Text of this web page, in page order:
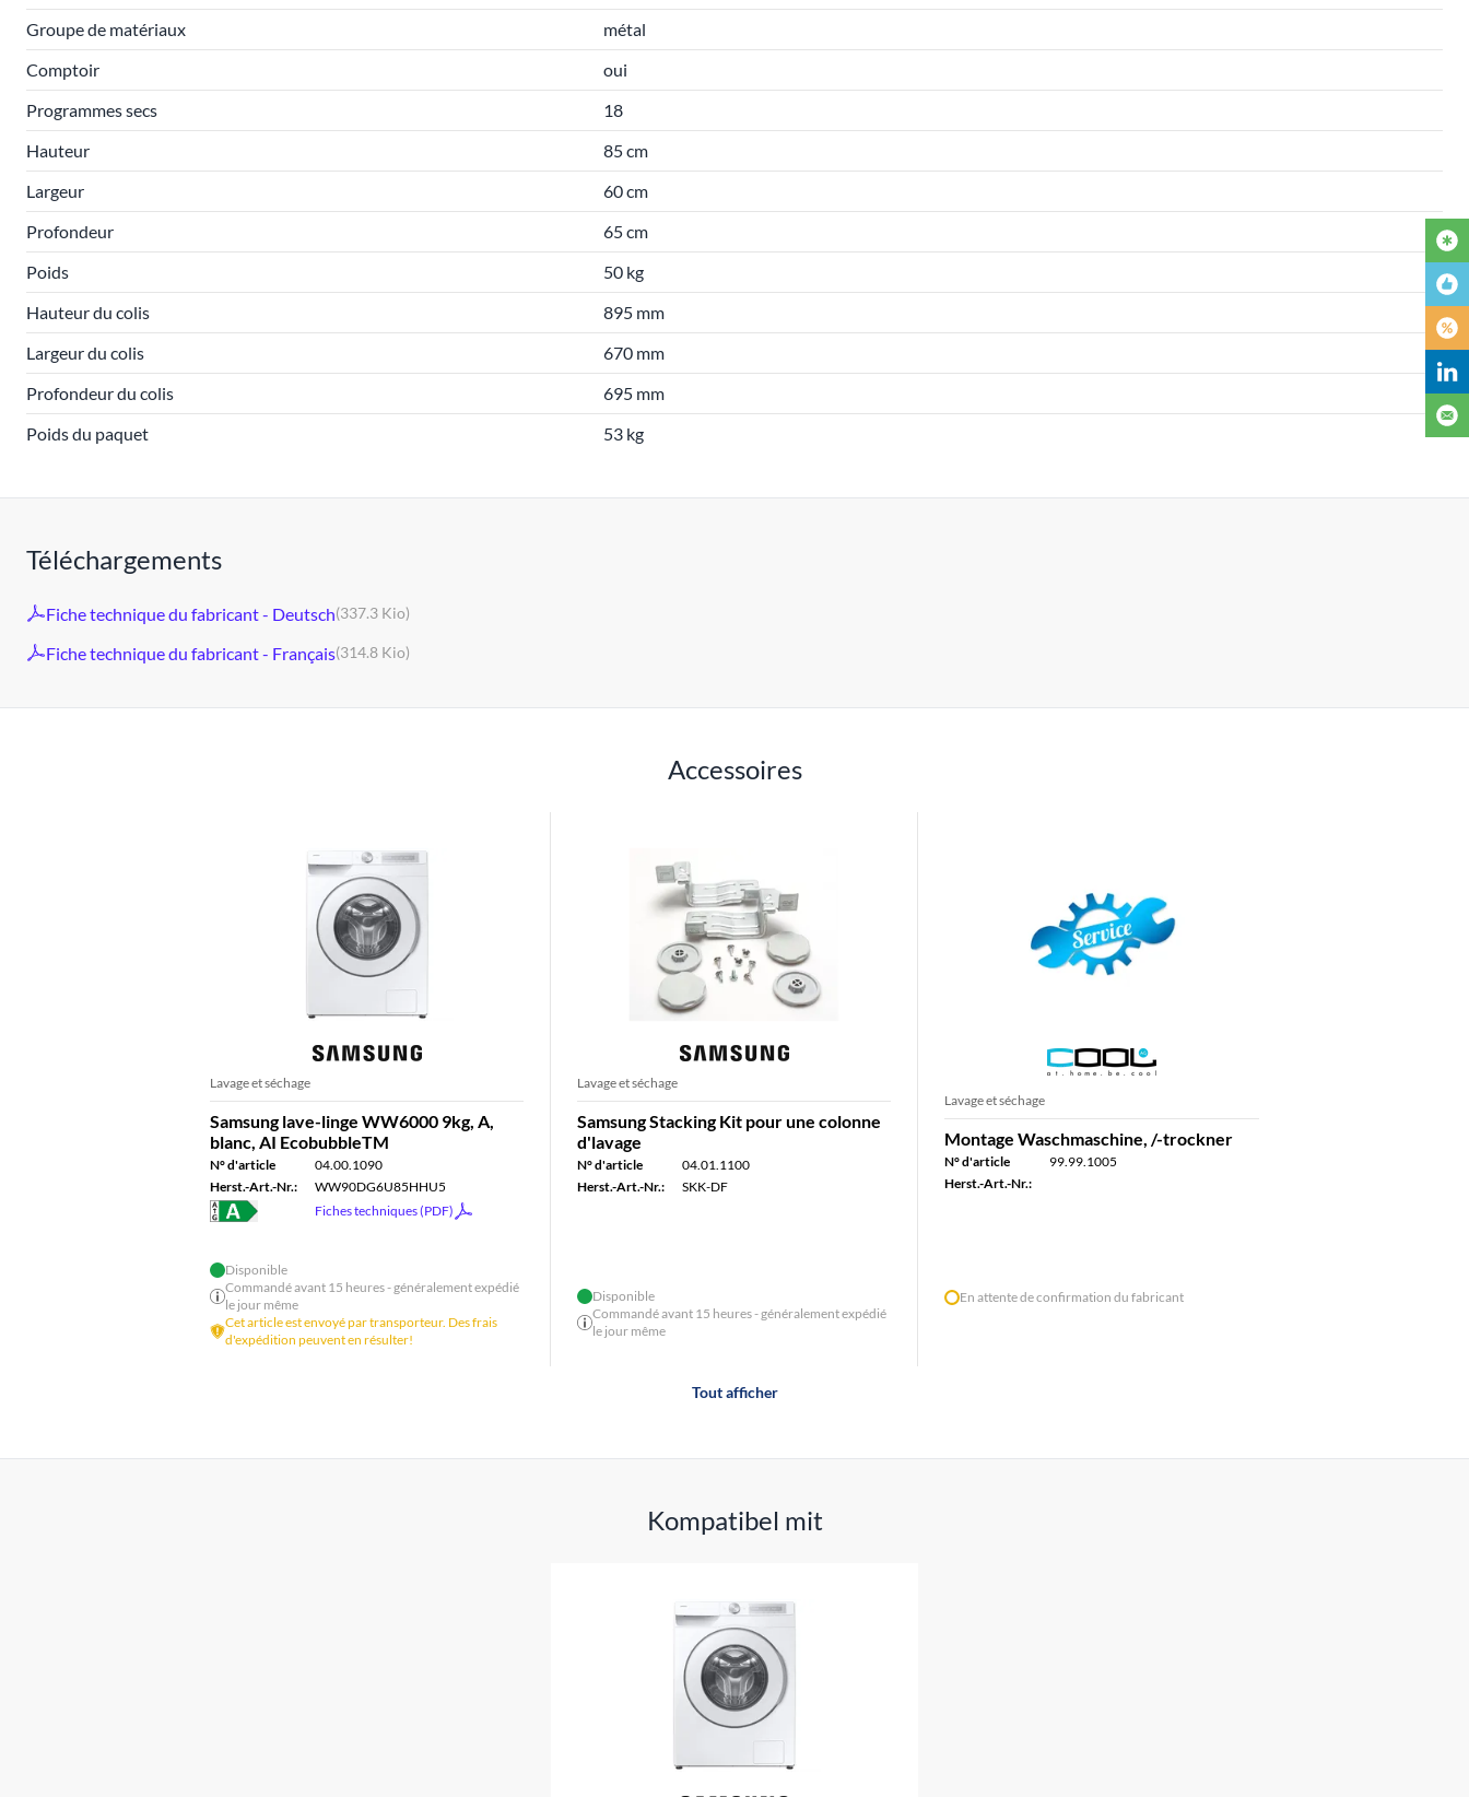
Groupe de matériaux
métal
Comptoir
oui
Programmes secs
18
Hauteur
85 cm
Largeur
60 cm
Profondeur
65 cm
Poids
50 kg
Hauteur du colis
895 mm
Largeur du colis
670 mm
Profondeur du colis
695 mm
Poids du paquet
53 kg
Téléchargements
Fiche technique du fabricant - Deutsch(337.3 Kio)
Fiche technique du fabricant - Français(314.8 Kio)
Accessoires
Lavage et séchage
Samsung lave-linge WW6000 9kg, A,
blanc, AI EcobubbleTM
N° d'article
04.00.1090
Herst.-Art.-Nr.:
WW90DG6U85HHU5
Fiches techniques (PDF)
Disponible
Commandé avant 15 heures - généralement expédié
le jour même
Cet article est envoyé par transporteur. Des frais
d'expédition peuvent en résulter!
Lavage et séchage
Samsung Stacking Kit pour une colonne
d'lavage
N° d'article
04.01.1100
Herst.-Art.-Nr.:
SKK-DF
Disponible
Commandé avant 15 heures - généralement expédié
le jour même
Lavage et séchage
Montage Waschmaschine, /-trockner
N° d'article
99.99.1005
Herst.-Art.-Nr.:
En attente de confirmation du fabricant
Tout afficher
Kompatibel mit